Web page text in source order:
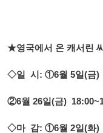
★영국에서 온 캐서린
◇일 시: ①6월 5일(금)
②6월 26일(금)
◇마 감: ①6월 2일(화)